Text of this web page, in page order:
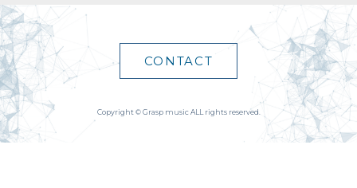
CONTACT
Copyright © Grasp music ALL rights reserved.